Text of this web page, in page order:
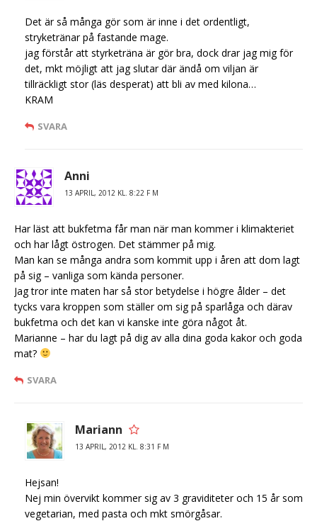
Det är så många gör som är inne i det ordentligt,
stryketränar på fastande mage.
jag förstår att styrketräna är gör bra, dock drar jag mig för
det, mkt möjligt att jag slutar där ändå om viljan är
tillräckligt stor (läs desperat) att bli av med kilona…
KRAM
SVARA
Anni
13 APRIL, 2012 KL. 8:22 F M
Har läst att bukfetma får man när man kommer i klimakteriet
och har lågt östrogen. Det stämmer på mig.
Man kan se många andra som kommit upp i åren att dom lagt
på sig – vanliga som kända personer.
Jag tror inte maten har så stor betydelse i högre ålder – det
tycks vara kroppen som ställer om sig på sparlåga och därav
bukfetma och det kan vi kanske inte göra något åt.
Marianne – har du lagt på dig av alla dina goda kakor och goda
mat?
SVARA
Mariann
13 APRIL, 2012 KL. 8:31 F M
Hejsan!
Nej min övervikt kommer sig av 3 graviditeter och 15 år som
vegetarian, med pasta och mkt smörgåsar.